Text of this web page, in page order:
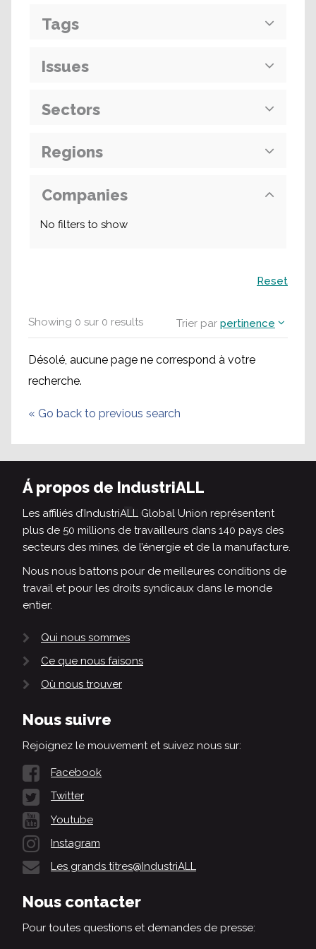
Showing 0 sur 0 results Trier par pertinence
Désolé, aucune page ne correspond à votre
recherche.
« Go back to previous search
Tags
Issues
Sectors
Regions
Companies
No filters to show
Reset
Á propos de IndustriALL
Les affiliés d’IndustriALL Global Union représentent
plus de 50 millions de travailleurs dans 140 pays des
secteurs des mines, de l’énergie et de la manufacture.
Nous nous battons pour de meilleures conditions de
travail et pour les droits syndicaux dans le monde
entier.
Qui nous sommes
Ce que nous faisons
Où nous trouver
Nous suivre
Rejoignez le mouvement et suivez nous sur:
Facebook
Twitter
Youtube
Instagram
Les grands titres@IndustriALL
Nous contacter
Pour toutes questions et demandes de presse: